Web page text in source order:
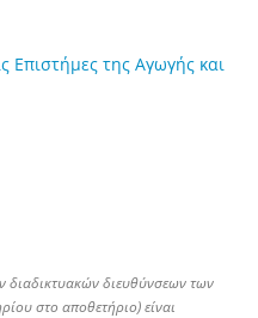
Επιστήμες της Αγωγής και
διαδικτυακών διευθύνσεων των
στο αποθετήριο) είναι